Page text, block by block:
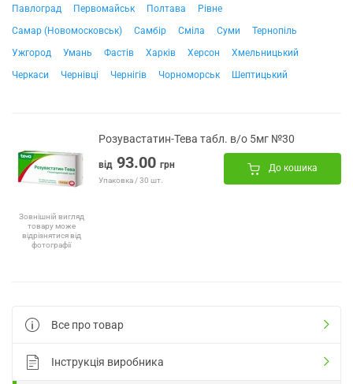
Павлоград
Первомайськ Полтава
Рівне
Самар (Новомосковськ)
Самбір Сміла Суми
Тернопіль
Ужгород
Умань Фастів Харків Херсон
Хмельницький
Черкаси
Чернівці Чернігів Чорноморськ Шептицький
Зовнішній вигляд
товару може
відрізнятися від
фотографії
Розувастатин-Тева табл. в/о 5мг №30
від 93.00 грн
Упаковка / 30 шт.
До кошика
Все про товар
Інструкція виробника